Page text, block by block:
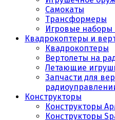
Самокаты
Трансформеры
Игровые наборы
Квадрокоптеры и
Квадрокоптеры
Вертолеты на
Летающие
Запчасти для
Конструкторы
Конструкторы
Конструкторы